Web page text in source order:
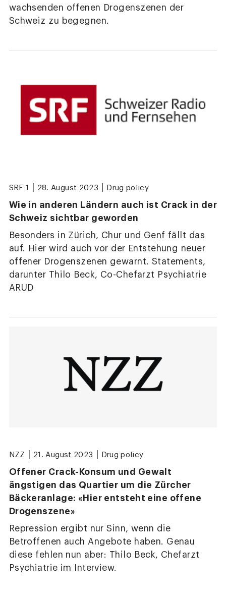
wachsenden offenen Drogenszenen der
Schweiz zu begegnen.
SRF 1 28. August 2023 Drug policy
Wie in anderen Ländern auch ist Crack in der
Schweiz sichtbar geworden
Besonders in Zürich, Chur und Genf fällt das
auf. Hier wird auch vor der Entstehung neuer
offener Drogenszenen gewarnt. Statements,
darunter Thilo Beck, Co-Chefarzt Psychiatrie
ARUD
NZZ 21. August 2023 Drug policy
Offener Crack-Konsum und Gewalt
ängstigen das Quartier um die Zürcher
Bäckeranlage: «Hier entsteht eine offene
Drogenszene»
Repression ergibt nur Sinn, wenn die
Betroffenen auch Angebote haben. Genau
diese fehlen nun aber: Thilo Beck, Chefarzt
Psychiatrie im Interview.